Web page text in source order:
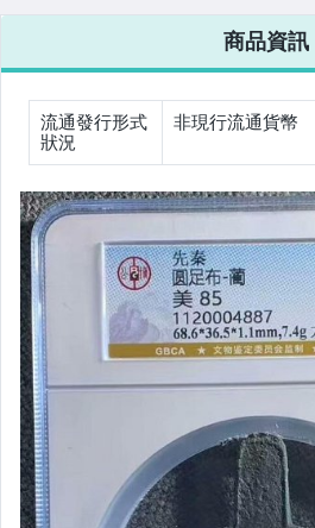
商品資訊
流通發行形式
狀況
非現行流通貨幣